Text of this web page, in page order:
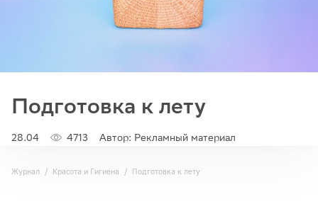
Подготовка к лету
28.04 4713 Автор: Рекламный материал
Журнал Красота и Гигиена Подготовка к лету